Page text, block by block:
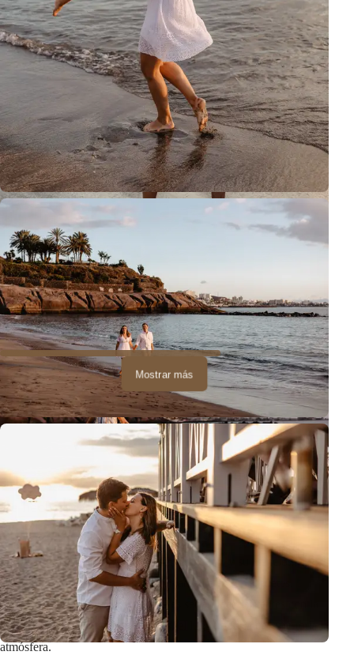
Mostrar más
3. Piensa en qué harán los niños
durante la sesión.
De hecho, traer muchos juguetes, ositos de
peluche, mantas puede ser distractor.
Podría resultar que los niños peleen por ellos, y su atención
constantemente se enfoque exclusivamente en los juguetes.
Agregando a esto que estos juguetes serían inconsistentes con la
sesión - con el esquema de colores, el lugar, podría destruir toda la
atmósfera.